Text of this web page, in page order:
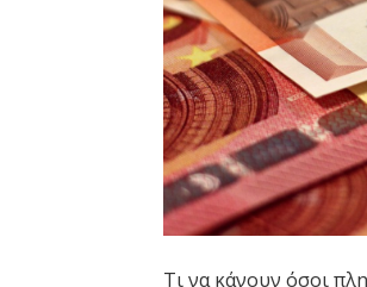
Τι να κάνουν όσοι